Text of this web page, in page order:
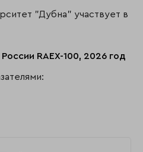
"Дубна" участвует в
RAEX-100, 2026 год